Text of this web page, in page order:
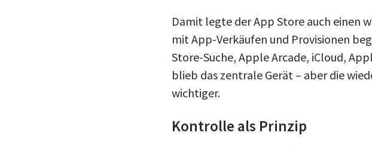
Damit legte der App Store auch einen
mit App-Verkäufen und Provisionen
Store-Suche, Apple Arcade, iCloud,
blieb das zentrale Gerät – aber die
wichtiger.
Kontrolle als Prinzip